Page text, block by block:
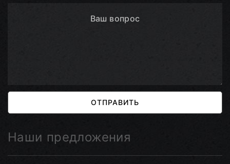
ОТПРАВИТЬ
Наши предложения